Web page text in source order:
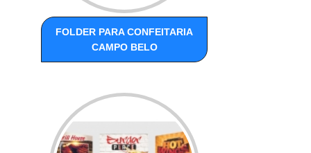
FOLDER PARA CONFEITARIA
CAMPO BELO